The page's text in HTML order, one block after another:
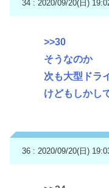
34 : 2020/09/20(日)
>>30
そうなのか
次も大型ドラ
けどもしかし
36 : 2020/09/20(日)